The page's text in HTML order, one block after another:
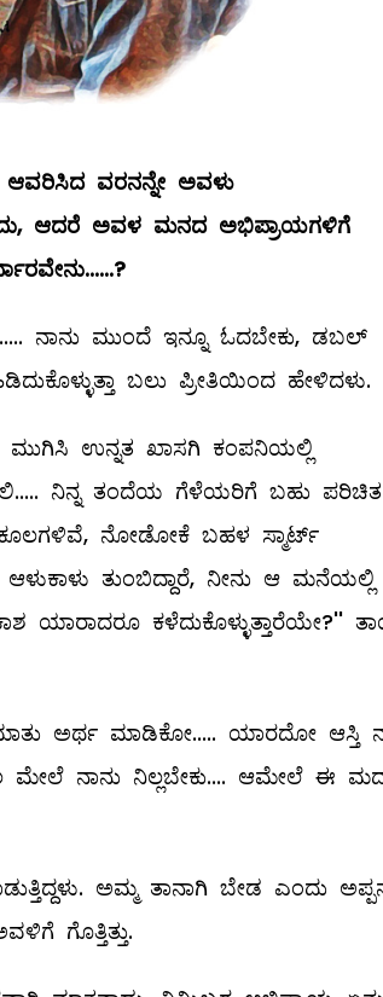
ಆವರಿಸಿದ ವರನನ್ನೇ ಅವಳು
, ಆದರೆ ಅವಳ ಮನದ ಅಭಿಪ್ರಾಯಗಳಿಗೆ
......?
ನಾನು ಮುಂದೆ ಇನ್ನೂ ಓದಬೇಕು, ಡಬಲ್
ಬಲು ಪ್ರೀತಿಯಿಂದ ಹೇಳಿದಳು.
ಮುಗಿಸಿ ಉನ್ನತ ಖಾಸಗಿ ಕಂಪನಿಯಲ್ಲಿ
ನಿನ್ನ ತಂದೆಯ ಗೆಳೆಯರಿಗೆ ಬಹು
ನೋಡೋಕೆ ಬಹಳ ಸ್ಮಾರ್ಟ್‌
ತುಂಬಿದ್ದಾರೆ, ನೀನು ಆ ಮನೆಯಲ್ಲಿ
ಯಾರಾದರೂ ಕಳೆದುಕೊಳ್ಳುತ್ತಾರೆಯೇ?''
ಮಾತು ಅರ್ಥ ಮಾಡಿಕೋ..... ಯಾರದೋ ಆಸ್ತಿ
ಮೇಲೆ ನಾನು ನಿಲ್ಲಬೇಕು.... ಆಮೇಲೆ ಈ
ಅಮ್ಮ ತಾನಾಗಿ ಬೇಡ ಎಂದು
ಗೊತ್ತಿತ್ತು.